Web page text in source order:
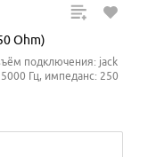
Ohm)
подключения: jack
Гц, импеданс: 250